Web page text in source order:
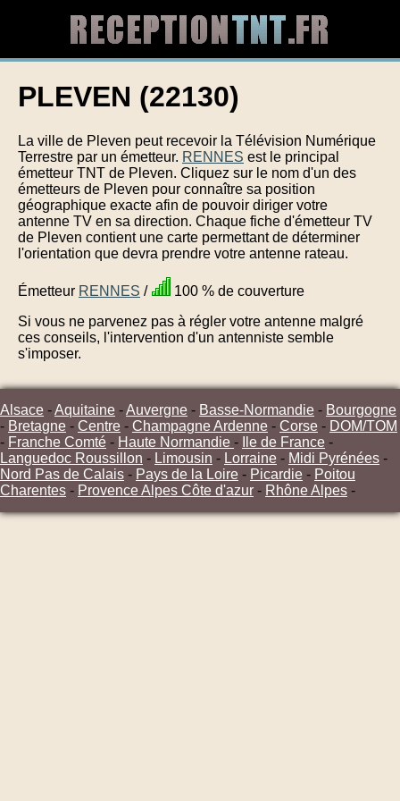
PLEVEN (22130)
La ville de Pleven peut recevoir la Télévision Numérique
Terrestre par un émetteur. RENNES est le principal
émetteur TNT de Pleven. Cliquez sur le nom d'un des
émetteurs de Pleven pour connaître sa position
géographique exacte afin de pouvoir diriger votre
antenne TV en sa direction. Chaque fiche d'émetteur TV
de Pleven contient une carte permettant de déterminer
l'orientation que devra prendre votre antenne rateau.
Émetteur RENNES /
100 % de couverture
Si vous ne parvenez pas à régler votre antenne malgré
ces conseils, l'intervention d'un antenniste semble
s'imposer.
Alsace -Aquitaine -Auvergne - Basse-Normandie - Bourgogne
- Bretagne - Centre - Champagne Ardenne - Corse - DOM/TOM
- Franche Comté - Haute Normandie - Ile de France -
Languedoc Roussillon - Limousin - Lorraine - Midi Pyrénées -
Nord Pas de Calais - Pays de la Loire - Picardie - Poitou
Charentes - Provence Alpes Côte d'azur - Rhône Alpes -